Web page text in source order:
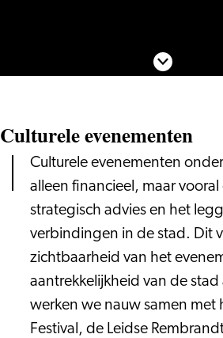
Scroll naar beneden
Culturele evenementen
Culturele evenementen
alleen financieel, maar
strategisch advies en het
verbindingen in de stad. Dit
zichtbaarheid van het
aantrekkelijkheid van de stad
werken we nauw samen met
Festival, de Leidse